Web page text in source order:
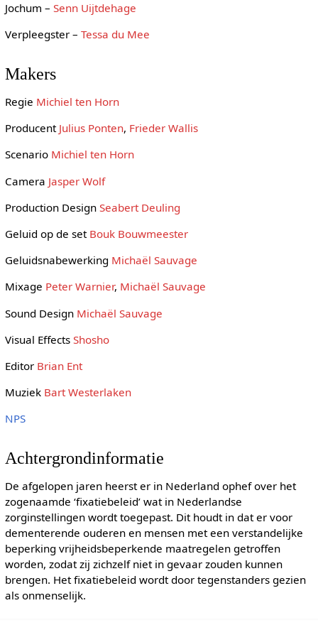
Jochum – Senn Uijtdehage
Verpleegster – Tessa du Mee
Makers
Regie Michiel ten Horn
Producent Julius Ponten, Frieder Wallis
Scenario Michiel ten Horn
Camera Jasper Wolf
Production Design Seabert Deuling
Geluid op de set Bouk Bouwmeester
Geluidsnabewerking Michaël Sauvage
Mixage Peter Warnier, Michaël Sauvage
Sound Design Michaël Sauvage
Visual Effects Shosho
Editor Brian Ent
Muziek Bart Westerlaken
NPS
Achtergrondinformatie
De afgelopen jaren heerst er in Nederland ophef over het
zogenaamde ‘fixatiebeleid’ wat in Nederlandse
zorginstellingen wordt toegepast. Dit houdt in dat er voor
dementerende ouderen en mensen met een verstandelijke
beperking vrijheidsbeperkende maatregelen getroffen
worden, zodat zij zichzelf niet in gevaar zouden kunnen
brengen. Het fixatiebeleid wordt door tegenstanders gezien
als onmenselijk.